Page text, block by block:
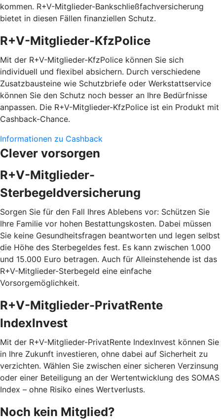
kommen. R+V-Mitglieder-Bankschließfachversicherung
bietet in diesen Fällen finanziellen Schutz.
R+V-Mitglieder-KfzPolice
Mit der R+V-Mitglieder-KfzPolice können Sie sich
individuell und flexibel absichern. Durch verschiedene
Zusatzbausteine wie Schutzbriefe oder Werkstattservice
können Sie den Schutz noch besser an Ihre Bedürfnisse
anpassen. Die R+V-Mitglieder-KfzPolice ist ein Produkt mit
Cashback-Chance.
Informationen zu Cashback
Clever vorsorgen
R+V-Mitglieder-
Sterbegeldversicherung
Sorgen Sie für den Fall Ihres Ablebens vor: Schützen Sie
Ihre Familie vor hohen Bestattungskosten. Dabei müssen
Sie keine Gesundheitsfragen beantworten und legen selbst
die Höhe des Sterbegeldes fest. Es kann zwischen 1.000
und 15.000 Euro betragen. Auch für Alleinstehende ist das
R+V-Mitglieder-Sterbegeld eine einfache
Vorsorgemöglichkeit.
R+V-Mitglieder-PrivatRente
IndexInvest
Mit der R+V-Mitglieder-PrivatRente IndexInvest können Sie
in Ihre Zukunft investieren, ohne dabei auf Sicherheit zu
verzichten. Wählen Sie zwischen einer sicheren Verzinsung
oder einer Beteiligung an der Wertentwicklung des SOMAS
Index – ohne Risiko eines Wertverlusts.
Noch kein Mitglied?